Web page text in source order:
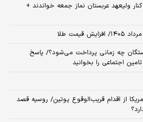
ولیعهد عربستان نماز جمعه خواندند +
چه زمانی پرداخت می‌شود؟/ پاسخ
اجتماعی را بخوانید
از اقدام قریب‌الوقوع پوتین/ روسیه قصد